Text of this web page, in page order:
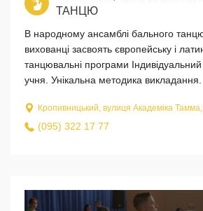
ТАНЦЮ
В народному ансамблі бального
вихованці засвоять європейську і
танцювальні програми Індивідуальний
учня. Унікальна методика викладання.
Кропивницький, вулиця Академіка
(095) 322 17 77